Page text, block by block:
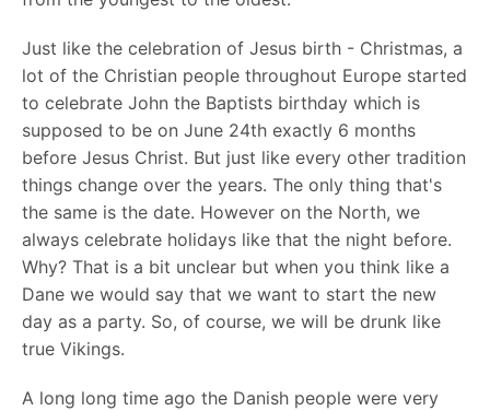
Just like the celebration of Jesus birth - Christmas, a
lot of the Christian people throughout Europe started
to celebrate John the Baptists birthday which is
supposed to be on June 24th exactly 6 months
before Jesus Christ. But just like every other tradition
things change over the years. The only thing that's
the same is the date. However on the North, we
always celebrate holidays like that the night before.
Why? That is a bit unclear but when you think like a
Dane we would say that we want to start the new
day as a party. So, of course, we will be drunk like
true Vikings.
A long long time ago the Danish people were very